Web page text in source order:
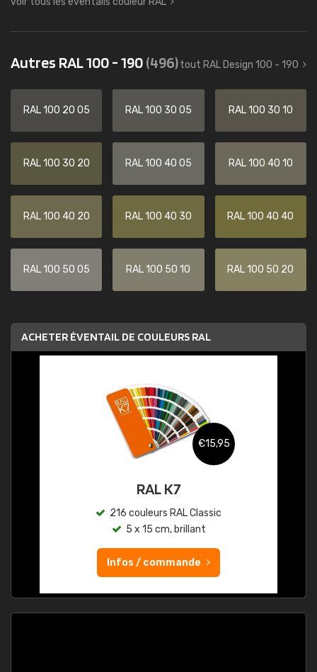
Autres RAL 100 - 190(496)tout RAL Design 100 - 190
RAL 100 20 05 RAL 100 30 05 RAL 100 30 10
RAL 100 30 20 RAL 100 40 05 RAL 100 40 10
RAL 100 40 20 RAL 100 40 30 RAL 100 40 40
RAL 100 50 05 RAL 100 50 10 RAL 100 50 20
ACHETER ÉVENTAIL DE COULEURS RAL
€15,95
RAL K7
216 couleurs RAL Classic
5 x 15 cm, brillant
Infos / commande